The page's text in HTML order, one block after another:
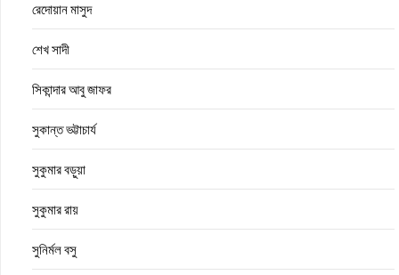
রেদোয়ান মাসুদ
শেখ সাদী
সিকান্দার আবু জাফর
সুকান্ত ভট্টাচার্য
সুকুমার বড়ুয়া
সুকুমার রায়
সুনির্মল বসু